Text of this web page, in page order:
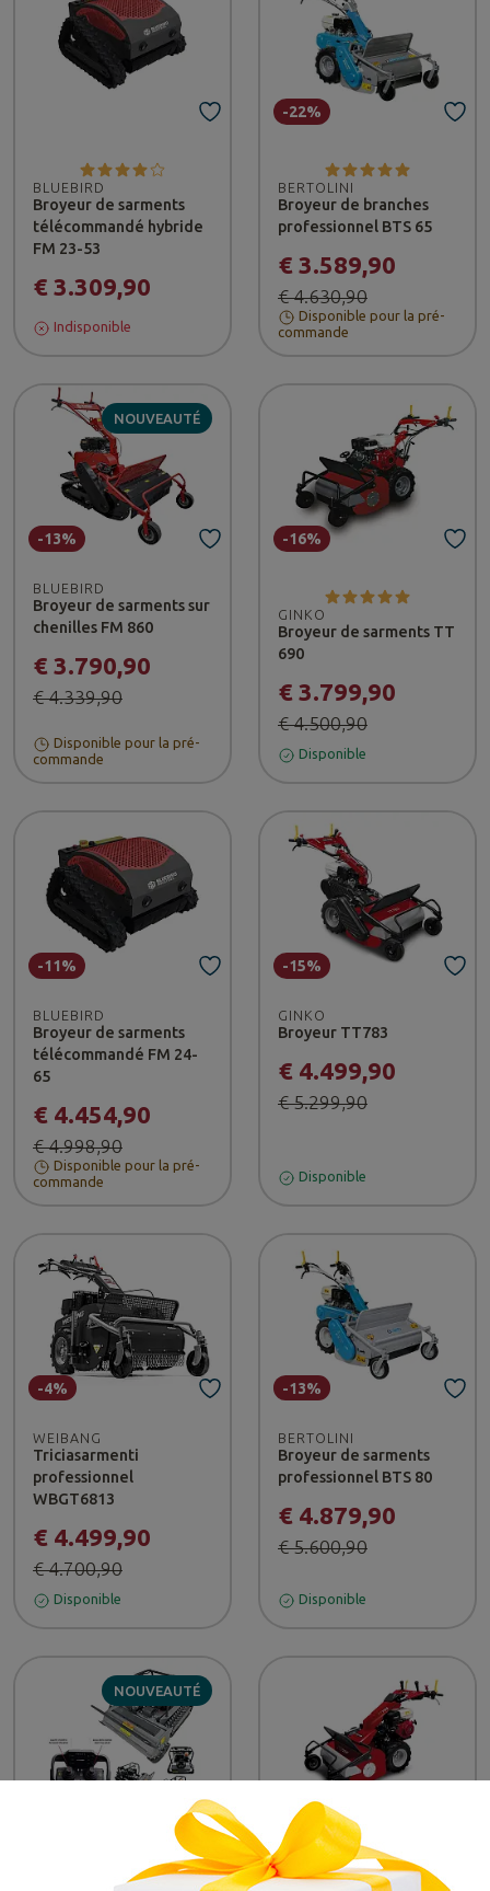
BLUEBIRD
Broyeur de sarments
télécommandé hybride
FM 23-53
€ 3.309,90
Indisponible
BERTOLINI
Broyeur de branches
professionnel BTS 65
€ 3.589,90
€ 4.630,90
-22%
Disponible pour la pré-
commande
NOUVEAUTÉ
BLUEBIRD
Broyeur de sarments sur
chenilles FM 860
€ 3.790,90
€ 4.339,90
-13%
Disponible pour la pré-
commande
GINKO
Broyeur de sarments TT
690
€ 3.799,90
€ 4.500,90
-16%
Disponible
BLUEBIRD
Broyeur de sarments
télécommandé FM 24-
65
€ 4.454,90
€ 4.998,90
-11%
Disponible pour la pré-
commande
GINKO
Broyeur TT783
€ 4.499,90
€ 5.299,90
-15%
Disponible
WEIBANG
Triciasarmenti
professionnel
WBGT6813
€ 4.499,90
€ 4.700,90
-4%
Disponible
BERTOLINI
Broyeur de sarments
professionnel BTS 80
€ 4.879,90
€ 5.600,90
-13%
Disponible
NOUVEAUTÉ
Broyeur de branches
GINKO
Broyeur TT 786 - Ginko